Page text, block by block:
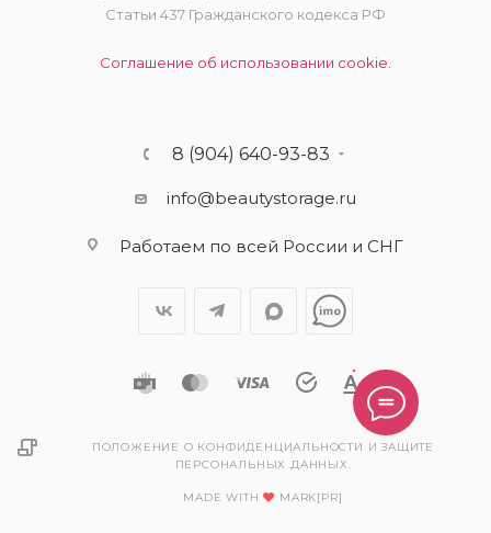
Статьи 437 Гражданского кодекса РФ
Соглашение об использовании cookie.
8 (904) 640-93-83
info@beautystorage.ru
Работаем по всей России и СНГ
ПОЛОЖЕНИЕ О КОНФИДЕНЦИАЛЬНОСТИ И ЗАЩИТЕ
ПЕРСОНАЛЬНЫХ ДАННЫХ.
MADE WITH MARK[PR]